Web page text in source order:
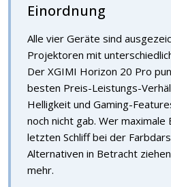
Einordnung
Alle vier Geräte sind
Projektoren mit
Der XGIMI Horizon 20 Pro
besten Preis-Leistungs-
Helligkeit und Gaming-
noch nicht gab. Wer
letzten Schliff bei der
Alternativen in Betracht
mehr.